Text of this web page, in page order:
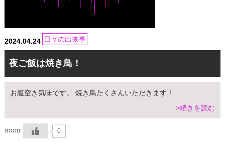
2024.04.24 日々の出来事
夜ご飯は焼き鳥！
お腹空き気味です。 焼き鳥たくさんいただきます！
>続きを読む
GOOD! 0